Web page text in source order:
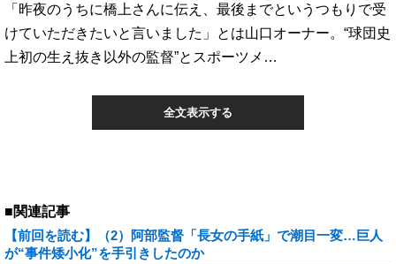
「昨夜のうちに橋上さんに伝え、最後までというつもりで受
けていただきたいと言いました」とは山口オーナー。“球団史
上初の生え抜き以外の監督”とスポーツメ…
全文表示する
■関連記事
【前回を読む】（2）阿部監督「長女の手紙」で潮目一変…巨人
が“事件矮小化”を手引きしたのか